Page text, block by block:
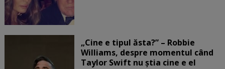
„Cine e tipul ăsta?” – Robbie
Williams, despre momentul când
Taylor Swift nu știa cine e el